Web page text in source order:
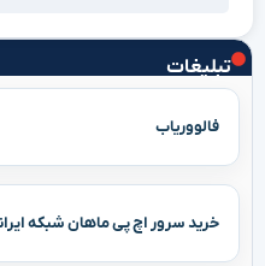
تبلیغات
فالووریاب
خرید سرور اچ پی ماهان شبکه